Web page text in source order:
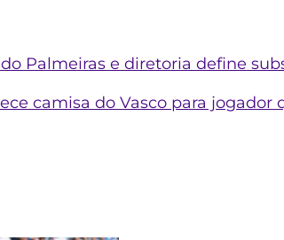
Palmeiras e diretoria define
camisa do Vasco para